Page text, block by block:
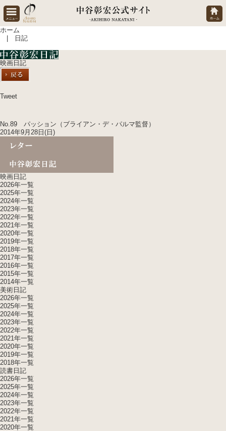
ホーム
| 日記
映画日記
Tweet
No.89 パッション（ブライアン・デ・パルマ監督）
2014年9月28日(日)
映画日記
2026年一覧
2025年一覧
2024年一覧
2023年一覧
2022年一覧
2021年一覧
2020年一覧
2019年一覧
2018年一覧
2017年一覧
2016年一覧
2015年一覧
2014年一覧
美術日記
2026年一覧
2025年一覧
2024年一覧
2023年一覧
2022年一覧
2021年一覧
2020年一覧
2019年一覧
2018年一覧
読書日記
2026年一覧
2025年一覧
2024年一覧
2023年一覧
2022年一覧
2021年一覧
2020年一覧